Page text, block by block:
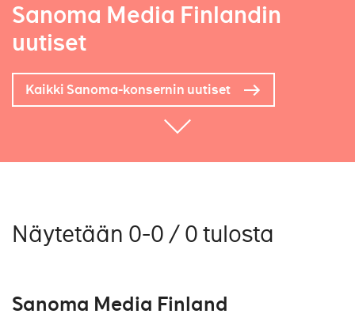
Sanoma Media Finlandin
uutiset
Kaikki Sanoma-konsernin uutiset
Näytetään 0-0 / 0 tulosta
Sanoma Media Finland